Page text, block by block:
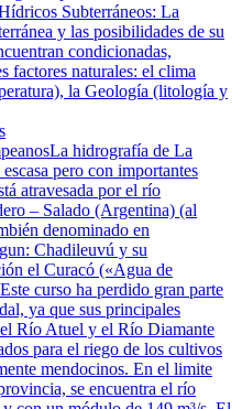
Subterráneos: La
y las posibilidades de su
condicionadas,
factores naturales: el clima
la Geología (litología y
La hidrografía de La
escasa pero con importantes
atravesada por el río
– Salado (Argentina) (al
denominado en
Chadileuvú y su
el Curacó («Agua de
curso ha perdido gran parte
ya que sus principales
Río Atuel y el Río Diamante
para el riego de los cultivos
mendocinos. En el limite
se encuentra el río